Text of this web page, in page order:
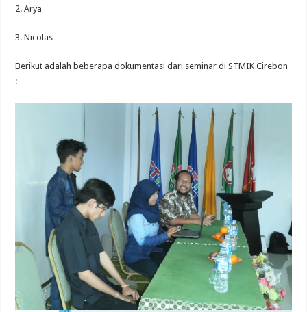
2. Arya
3. Nicolas
Berikut adalah beberapa dokumentasi dari seminar di STMIK Cirebon
: